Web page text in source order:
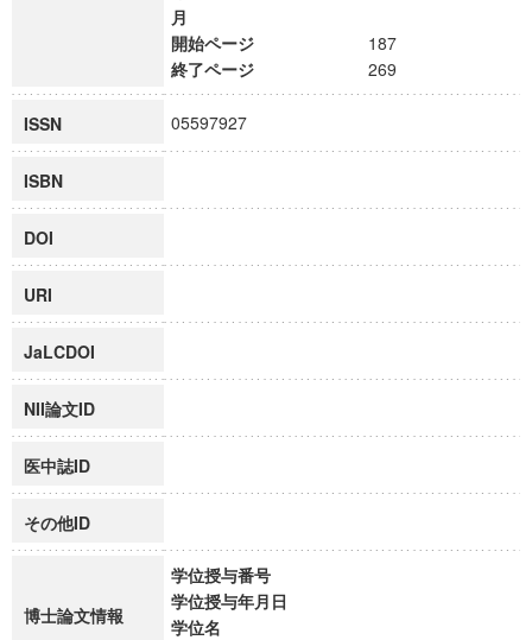
月
開始ページ
187
終了ページ
269
ISSN 05597927
ISBN
DOI
URI
JaLCDOI
NII論文ID
医中誌ID
その他ID
博士論文情報
学位授与番号
学位授与年月日
学位名